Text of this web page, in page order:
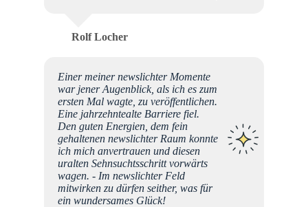
Rolf Locher
Einer meiner newslichter Momente
war jener Augenblick, als ich es zum
ersten Mal wagte, zu veröffentlichen.
Eine jahrzehntealte Barriere fiel.
Den guten Energien, dem fein
gehaltenen newslichter Raum konnte
ich mich anvertrauen und diesen
uralten Sehnsuchtsschritt vorwärts
wagen. - Im newslichter Feld
mitwirken zu dürfen seither, was für
ein wundersames Glück!